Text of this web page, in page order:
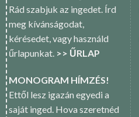
Rád szabjuk az ingedet. Írd
meg kívánságodat,
kérésedet, vagy használd
űrlapunkat. >> ŰRLAP
MONOGRAM HÍMZÉS!
Ettől lesz igazán egyedi a
saját inged. Hova szeretnéd